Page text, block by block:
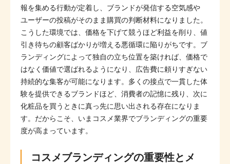
報を集める行動が定着し、ブランドが発信する空気感や
ユーザーの投稿がそのまま購買の判断材料になりました。
こうした環境では、価格を下げて競うほど利益を削り、値
引き待ちの顧客ばかりが増える悪循環に陥りがちです。ブ
ランディングによって独自の立ち位置を築ければ、価格で
はなく価値で選ばれるようになり、広告費に頼りすぎない
持続的な集客が可能になります。多くの接点で一貫した体
験を提供できるブランドほど、消費者の記憶に残り、次に
化粧品を買うときに真っ先に思い出される存在になりま
す。だからこそ、いまコスメ業界でブランディングの重要
度が高まっています。
コスメブランディングの重要性とメ